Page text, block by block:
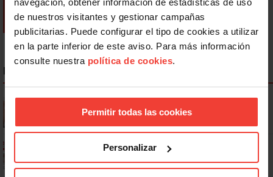
de nuestros visitantes y gestionar campañas
publicitarias. Puede configurar el tipo de cookies a utilizar
en la parte inferior de este aviso. Para más información
consulte nuestra política de cookies.
Permitir todas las cookies
Personalizar
NOTICIAS MÁS LEÍDAS
anticipada por discapacidad
Ya os podéis descargar la app de USO